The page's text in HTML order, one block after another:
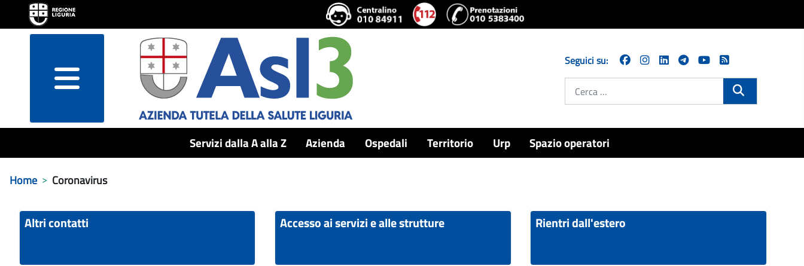
menu
Seguici su:
Cerca
Servizi dalla A alla Z Azienda Ospedali Territorio Urp Spazio operatori
Home Coronavirus
Altri contatti Accesso ai servizi e alle strutture Rientri dall'estero